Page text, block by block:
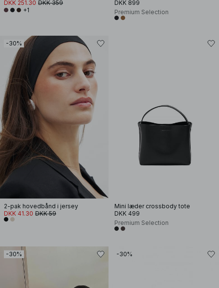
DKK 251.30 DKK 359
+1
DKK 899
Premium Selection
-30%
2-pak hovedbånd i jersey
DKK 41.30 DKK 59
Mini læder crossbody tote
DKK 499
Premium Selection
-30% -30%